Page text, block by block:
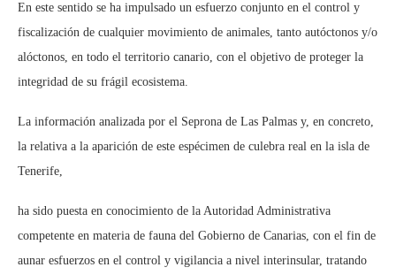
En este sentido se ha impulsado un esfuerzo conjunto en el control y
fiscalización de cualquier movimiento de animales, tanto autóctonos y/o
alóctonos, en todo el territorio canario, con el objetivo de proteger la
integridad de su frágil ecosistema.
La información analizada por el Seprona de Las Palmas y, en concreto,
la relativa a la aparición de este espécimen de culebra real en la isla de
Tenerife,
ha sido puesta en conocimiento de la Autoridad Administrativa
competente en materia de fauna del Gobierno de Canarias, con el fin de
aunar esfuerzos en el control y vigilancia a nivel interinsular, tratando